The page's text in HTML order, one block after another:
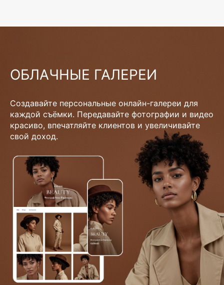
ОБЛАЧНЫЕ ГАЛЕРЕИ
Создавайте персональные онлайн-галереи для
каждой съёмки. Передавайте фотографии и видео
красиво, впечатляйте клиентов и увеличивайте
свой доход.